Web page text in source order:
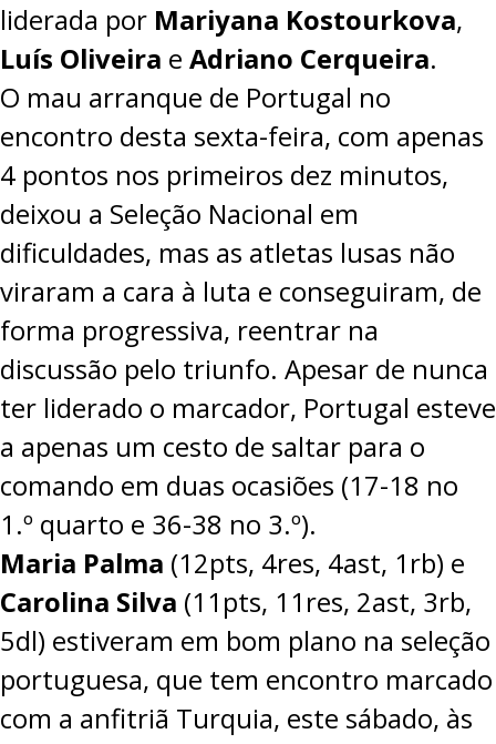
liderada por Mariyana Kostourkova,
Luís Oliveira e Adriano Cerqueira.
O mau arranque de Portugal no
encontro desta sexta-feira, com apenas
4 pontos nos primeiros dez minutos,
deixou a Seleção Nacional em
dificuldades, mas as atletas lusas não
viraram a cara à luta e conseguiram, de
forma progressiva, reentrar na
discussão pelo triunfo. Apesar de nunca
ter liderado o marcador, Portugal esteve
a apenas um cesto de saltar para o
comando em duas ocasiões (17-18 no
1.º quarto e 36-38 no 3.º).
Maria Palma (12pts, 4res, 4ast, 1rb) e
Carolina Silva (11pts, 11res, 2ast, 3rb,
5dl) estiveram em bom plano na seleção
portuguesa, que tem encontro marcado
com a anfitriã Turquia, este sábado, às